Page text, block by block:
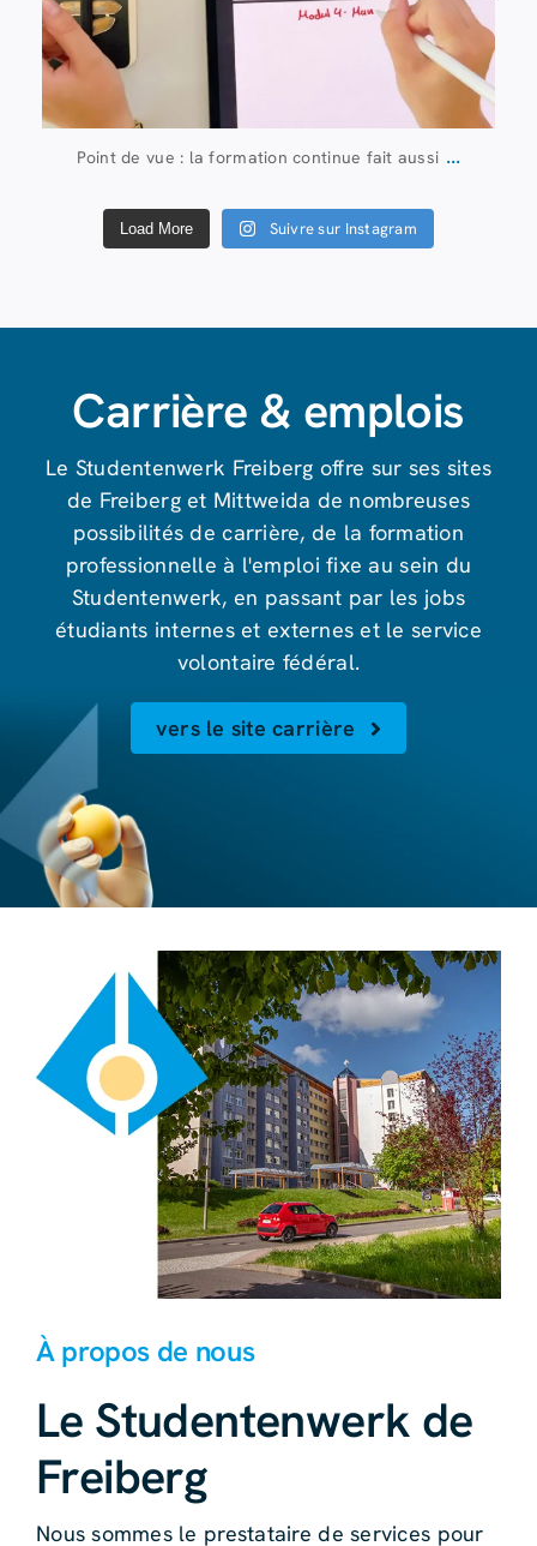
Point de vue : la formation continue fait aussi ...
Load More Suivre sur Instagram
Carrière & emplois
Le Studentenwerk Freiberg offre sur ses sites
de Freiberg et Mittweida de nombreuses
possibilités de carrière, de la formation
professionnelle à l'emploi fixe au sein du
Studentenwerk, en passant par les jobs
étudiants internes et externes et le service
volontaire fédéral.
vers le site carrière
À propos de nous
Le Studentenwerk de
Freiberg
Nous sommes le prestataire de services pour